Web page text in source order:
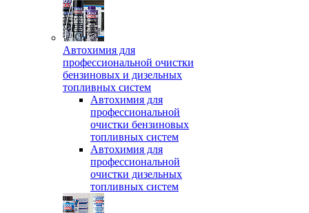
Автохимия для
профессиональной очистки
бензиновых и дизельных
топливных систем
Автохимия для
профессиональной
очистки бензиновых
топливных систем
Автохимия для
профессиональной
очистки дизельных
топливных систем